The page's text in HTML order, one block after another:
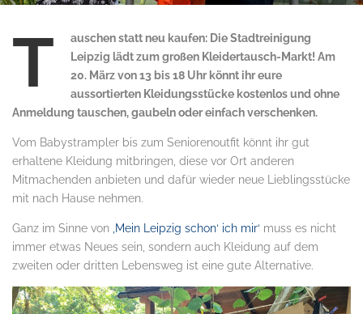
T
auschen statt neu kaufen: Die Stadtreinigung
Leipzig lädt zum großen Kleidertausch-Markt! Am
20. März von 13 bis 18 Uhr könnt ihr eure
aussortierten Kleidungsstücke kostenlos und ohne
Anmeldung tauschen, gaubeln oder einfach verschenken.
Vom Babystrampler bis zum Seniorenoutfit könnt ihr gut
erhaltene Kleidung mitbringen, diese vor Ort anderen
Mitmachenden anbieten und dafür wieder neue Lieblingsstücke
mit nach Hause nehmen.
Ganz im Sinne von ‚Mein Leipzig schon‘ ich mir‘ muss es nicht
immer etwas Neues sein, sondern auch Kleidung auf dem
zweiten oder dritten Lebensweg ist eine gute Alternative.